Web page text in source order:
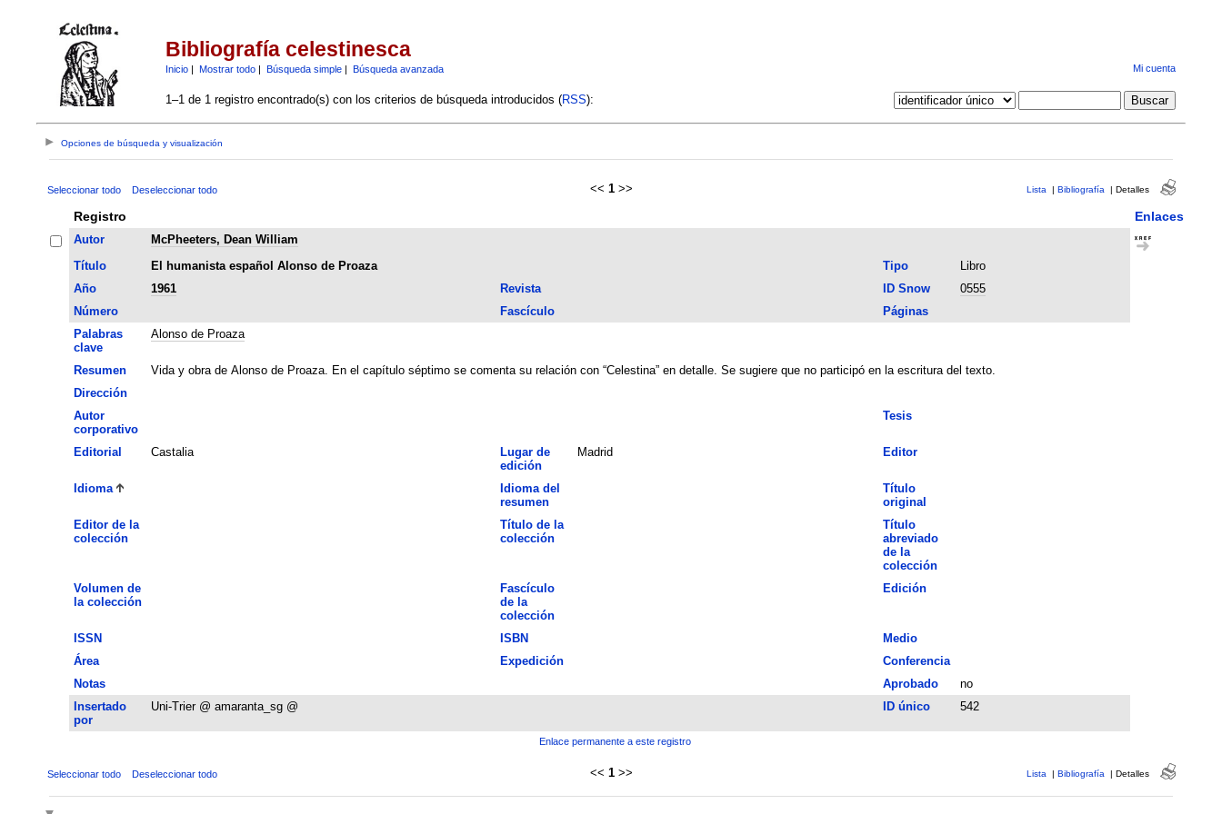
Bibliografía celestinesca
Inicio| Mostrar todo| Búsqueda simple| Búsqueda avanzada Mi cuenta
1–1 de 1 registro encontrado(s) con los criterios de búsqueda introducidos (RSS):
Opciones de búsqueda y visualización
Seleccionar todo Deseleccionar todo << 1 >> Lista | Bibliografía | Detalles
Registro Enlaces
Autor
McPheeters, Dean William
Título
El humanista español Alonso de Proaza Tipo
Libro
Año
1961 Revista ID Snow
0555
Número
Fascículo
Páginas
Palabras
clave
Alonso de Proaza
Resumen
Vida y obra de Alonso de Proaza. En el capítulo séptimo se comenta su relación con “Celestina” en detalle. Se sugiere que no participó en la escritura del texto.
Dirección
Autor
corporativo
Tesis
Editorial Castalia
Lugar de
edición
Madrid Editor
Idioma
Idioma del
resumen
Título
original
Editor de la
colección
Título de la
colección
Título
abreviado
de la
colección
Volumen de
la colección
Fascículo
de la
colección
Edición
ISSN ISBN
Medio
Área
Expedición
Conferencia
Notas
Aprobado
no
Insertado
por
Uni-Trier @ amaranta_sg @ ID único 542
Enlace permanente a este registro
Seleccionar todo Deseleccionar todo << 1 >> Lista | Bibliografía | Detalles